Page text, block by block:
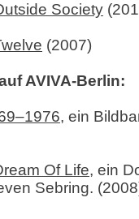
Society
(2007)
AVIVA-Berlin:
, ein
Of Life, ein
Sebring.